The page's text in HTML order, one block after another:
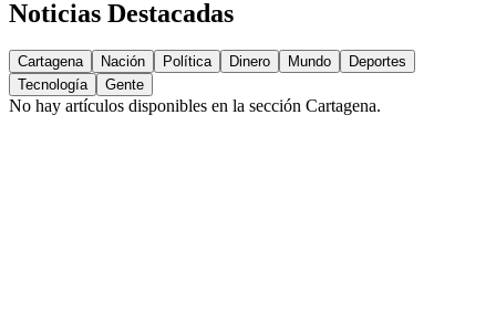
Noticias Destacadas
Cartagena Nación Política Dinero Mundo
Deportes
Tecnología
Gente
No hay artículos disponibles en la sección Cartagena.